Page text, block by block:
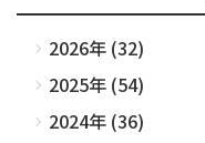
2026年 (32)
2025年 (54)
2024年 (36)